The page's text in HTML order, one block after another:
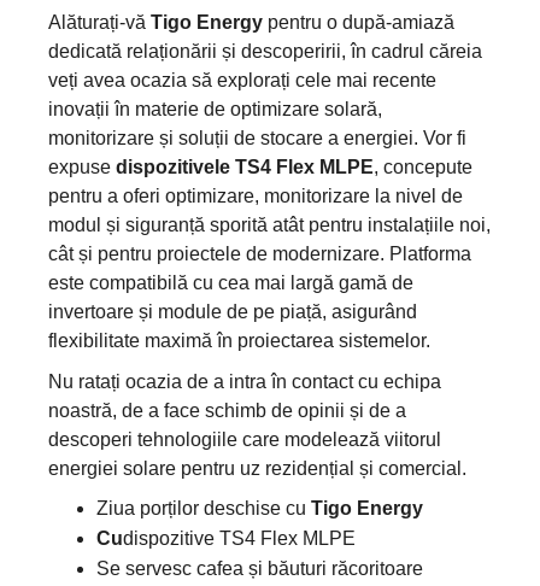
Alăturați-vă Tigo Energy pentru o după-amiază
dedicată relaționării și descoperirii, în cadrul căreia
veți avea ocazia să explorați cele mai recente
inovații în materie de optimizare solară,
monitorizare și soluții de stocare a energiei. Vor fi
expuse dispozitivele TS4 Flex MLPE, concepute
pentru a oferi optimizare, monitorizare la nivel de
modul și siguranță sporită atât pentru instalațiile noi,
cât și pentru proiectele de modernizare. Platforma
este compatibilă cu cea mai largă gamă de
invertoare și module de pe piață, asigurând
flexibilitate maximă în proiectarea sistemelor.
Nu ratați ocazia de a intra în contact cu echipa
noastră, de a face schimb de opinii și de a
descoperi tehnologiile care modelează viitorul
energiei solare pentru uz rezidențial și comercial.
Ziua porților deschise cu Tigo Energy
‍Cudispozitive TS4 Flex MLPE
Se servesc cafea și băuturi răcoritoare